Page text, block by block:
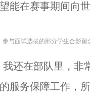
能在赛事期间向
参与面试选拔的部分学生合影
在部队里，非
服务保障工作，